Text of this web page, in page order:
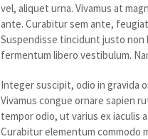
vel, aliquet urna. Vivamus at
ante. Curabitur sem ante,
Suspendisse tincidunt justo non
fermentum libero vestibulum.
Integer suscipit, odio in gravida
Vivamus congue ornare sapien
tempor odio, ut varius ex iaculis
Curabitur elementum commodo